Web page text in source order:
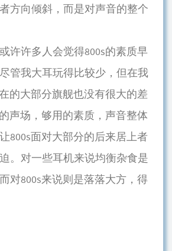
方向倾斜，而是对声音的整个
许许多人会觉得800s的素质早
管我大耳玩得比较少，但在我
的大部分旗舰也没有很大的差
声场，够用的素质，声音整体
800s面对大部分的后来居上者
。对一些耳机来说均衡杂食是
对800s来说则是落落大方，得